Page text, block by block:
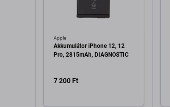
Apple
Akkumulátor iPhone 12, 12
Pro, 2815mAh, DIAGNOSTIC
7 200 Ft